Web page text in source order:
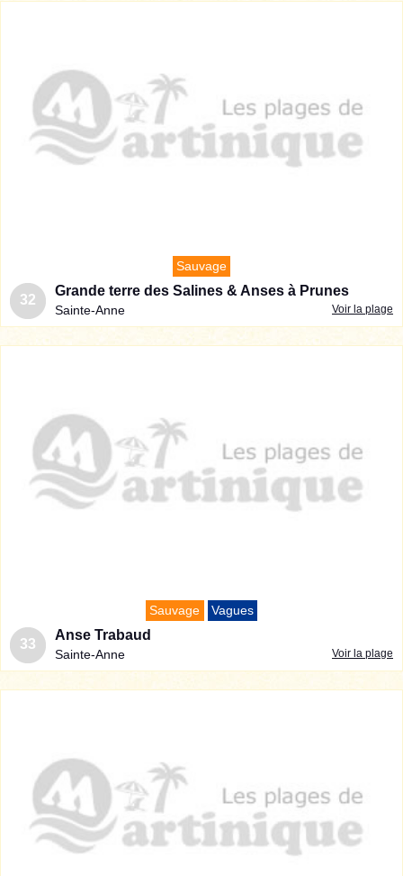
32
Grande terre des Salines & Anses à Prunes
Sainte-Anne
Sauvage
Voir la plage
33
Anse Trabaud
Sainte-Anne
Sauvage Vagues
Voir la plage